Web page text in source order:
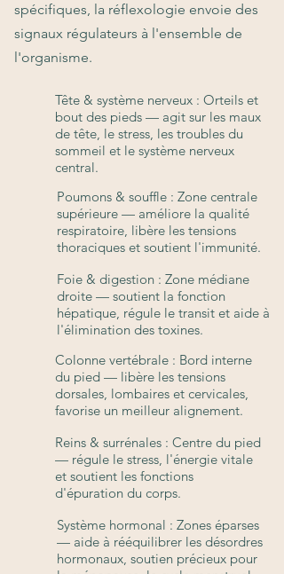
spécifiques, la réflexologie envoie des
signaux régulateurs à l'ensemble de
l'organisme.
Tête & système nerveux : Orteils et
bout des pieds — agit sur les maux
de tête, le stress, les troubles du
sommeil et le système nerveux
central.
Poumons & souffle : Zone centrale
supérieure — améliore la qualité
respiratoire, libère les tensions
thoraciques et soutient l'immunité.
Foie & digestion : Zone médiane
droite — soutient la fonction
hépatique, régule le transit et aide à
l'élimination des toxines.​
Colonne vertébrale : Bord interne
du pied — libère les tensions
dorsales, lombaires et cervicales,
favorise un meilleur alignement.
Reins & surrénales : Centre du pied
— régule le stress, l'énergie vitale
et soutient les fonctions
d'épuration du corps.
Système hormonal : Zones éparses
— aide à rééquilibrer les désordres
hormonaux, soutien précieux pour